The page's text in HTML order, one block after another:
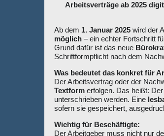
Arbeitsverträge ab 2025
Ab dem 1. Januar 2025 wird der
möglich – ein echter Fortschritt
Grund dafür ist das neue
Schriftformpflicht nach dem
Was bedeutet das konkret für
Der Arbeitsvertrag oder der
Textform erfolgen. Das heißt:
unterschrieben werden. Eine
sofern sie gespeichert,
Wichtig für Beschäftigte:
Der Arbeitgeber muss nicht nur